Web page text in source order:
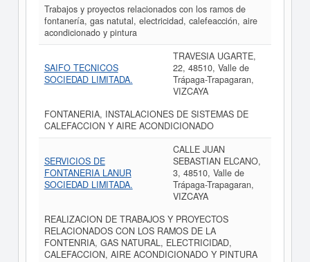
Trabajos y proyectos relacionados con los ramos de
fontanería, gas natutal, electricidad, calefeacción, aire
acondicionado y pintura
SAIFO TECNICOS
SOCIEDAD LIMITADA.
TRAVESIA UGARTE,
22, 48510, Valle de
Trápaga-Trapagaran,
VIZCAYA
FONTANERIA, INSTALACIONES DE SISTEMAS DE
CALEFACCION Y AIRE ACONDICIONADO
SERVICIOS DE
FONTANERIA LANUR
SOCIEDAD LIMITADA.
CALLE JUAN
SEBASTIAN ELCANO,
3, 48510, Valle de
Trápaga-Trapagaran,
VIZCAYA
REALIZACION DE TRABAJOS Y PROYECTOS
RELACIONADOS CON LOS RAMOS DE LA
FONTENRIA, GAS NATURAL, ELECTRICIDAD,
CALEFACCION, AIRE ACONDICIONADO Y PINTURA